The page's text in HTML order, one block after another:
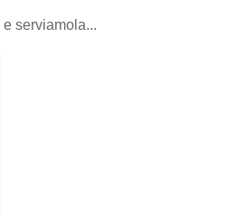
serviamola...